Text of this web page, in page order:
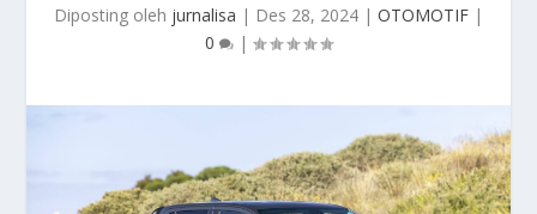
Diposting oleh jurnalisa | Des 28, 2024 | OTOMOTIF |
0
|